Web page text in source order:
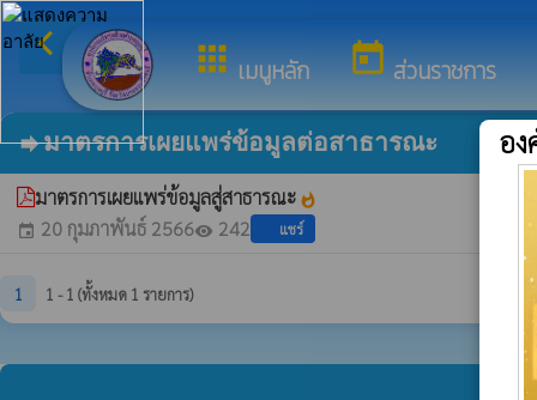
appsเมนูหลัก todayส่วนราชการ
arrow_back_ios กลับเมนูหลัก
forwardมาตรการเผยแพร่ข้อมูลต่อสาธารณะ
มาตรการเผยแพร่ข้อมูลสู่สาธารณะ whatshot
event 20 กุมภาพันธ์ 2566visibility 242 แชร์
1 1 - 1 (ทั้งหมด 1 รายการ)
อ